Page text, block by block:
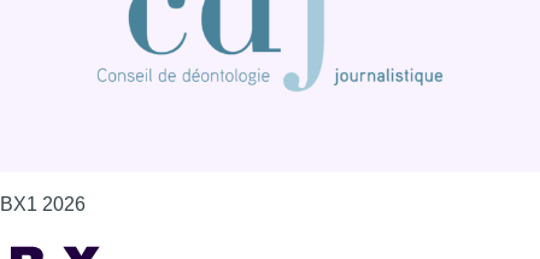
BX1 2026